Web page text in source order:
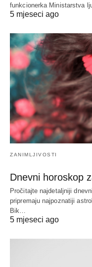
funkcionerka Ministarstva
5 mjeseci ago
ZANIMLJIVOSTI
Dnevni horoskop
Pročitajte najdetaljniji
pripremaju najpoznatiji
Bik…
5 mjeseci ago